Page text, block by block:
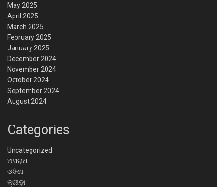
May 2025
April 2025
March 2025
February 2025
January 2025
December 2024
November 2024
October 2024
September 2024
August 2024
Categories
Uncategorized
ଅପରାଧ
ଓଡିଶା
କ୍ରୀଡ଼ା